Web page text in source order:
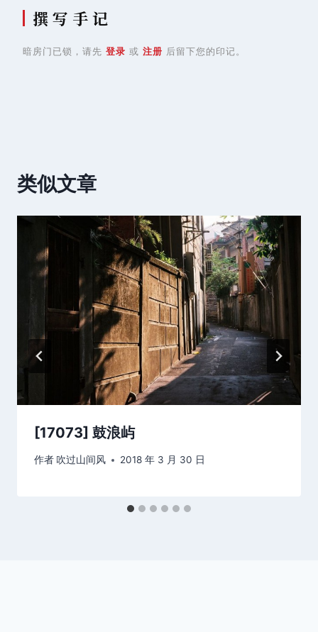
撰 写 手 记
暗房门已锁，请先 登录 或 注册 后留下您的印记。
类似文章
[17073] 鼓浪屿
作者 吹过山间风 2018 年 3 月 30 日